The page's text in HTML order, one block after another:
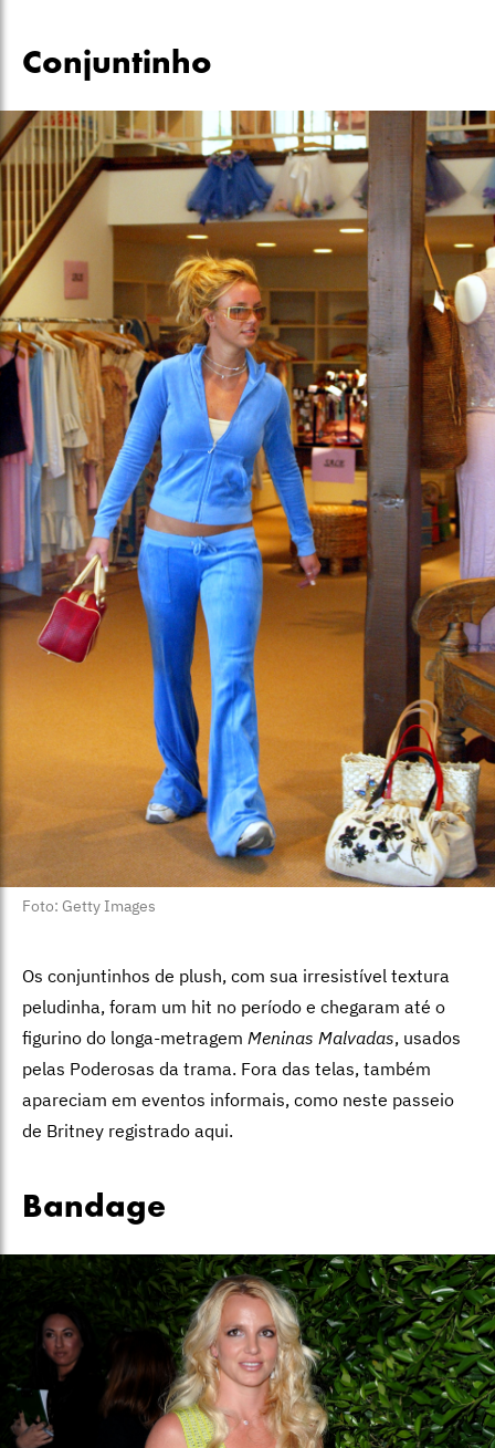
Conjuntinho
Foto: Getty Images
Os conjuntinhos de plush, com sua irresistível textura
peludinha, foram um hit no período e chegaram até o
figurino do longa-metragem Meninas Malvadas, usados
pelas Poderosas da trama. Fora das telas, também
apareciam em eventos informais, como neste passeio
de Britney registrado aqui.
Bandage